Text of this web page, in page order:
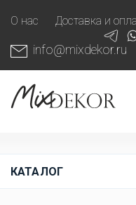
О нас Доставка и
info@mixdekor.ru
КАТАЛОГ